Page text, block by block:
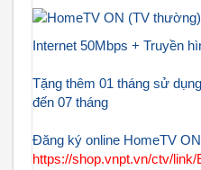
Internet 50Mbps + Truyền
Tặng thêm 01 tháng sử
đến 07 tháng
Đăng ký online HomeTV
https://shop.vnpt.vn/ctv/